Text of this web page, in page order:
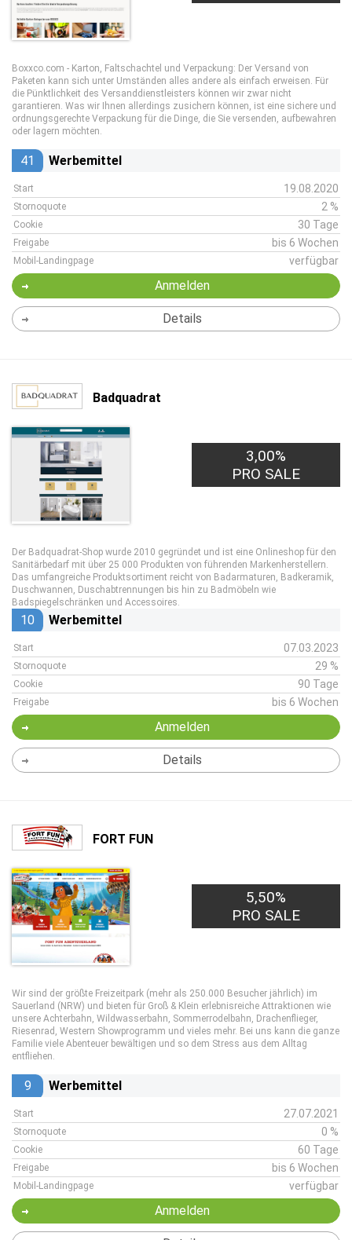
Boxxco.com - Karton, Faltschachtel und Verpackung: Der Versand von
Paketen kann sich unter Umständen alles andere als einfach erweisen. Für
die Pünktlichkeit des Versanddienstleisters können wir zwar nicht
garantieren. Was wir Ihnen allerdings zusichern können, ist eine sichere und
ordnungsgerechte Verpackung für die Dinge, die Sie versenden, aufbewahren
oder lagern möchten.
41 Werbemittel
Start 19.08.2020
Stornoquote 2 %
Cookie 30 Tage
Freigabe bis 6 Wochen
Mobil-Landingpage verfügbar
Anmelden
Details
Badquadrat
3,00%
PRO SALE
Der Badquadrat-Shop wurde 2010 gegründet und ist eine Onlineshop für den
Sanitärbedarf mit über 25 000 Produkten von führenden Markenherstellern.
Das umfangreiche Produktsortiment reicht von Badarmaturen, Badkeramik,
Duschwannen, Duschabtrennungen bis hin zu Badmöbeln wie
Badspiegelschränken und Accessoires.
10 Werbemittel
Start 07.03.2023
Stornoquote 29 %
Cookie 90 Tage
Freigabe bis 6 Wochen
Anmelden
Details
FORT FUN
5,50%
PRO SALE
Wir sind der größte Freizeitpark (mehr als 250.000 Besucher jährlich) im
Sauerland (NRW) und bieten für Groß & Klein erlebnisreiche Attraktionen wie
unsere Achterbahn, Wildwasserbahn, Sommerrodelbahn, Drachenflieger,
Riesenrad, Western Showprogramm und vieles mehr. Bei uns kann die ganze
Familie viele Abenteuer bewältigen und so dem Stress aus dem Alltag
entfliehen.
9 Werbemittel
Start 27.07.2021
Stornoquote 0 %
Cookie 60 Tage
Freigabe bis 6 Wochen
Mobil-Landingpage verfügbar
Anmelden